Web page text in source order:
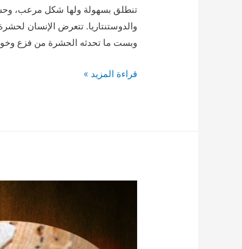
تنطلق بسهولة ولها شكل مرعب،
والدوستنتاريا. تتعرض الإنسان
وبست ما تحدثه الحشرة من فزع
شركة
قراءة المزيد »